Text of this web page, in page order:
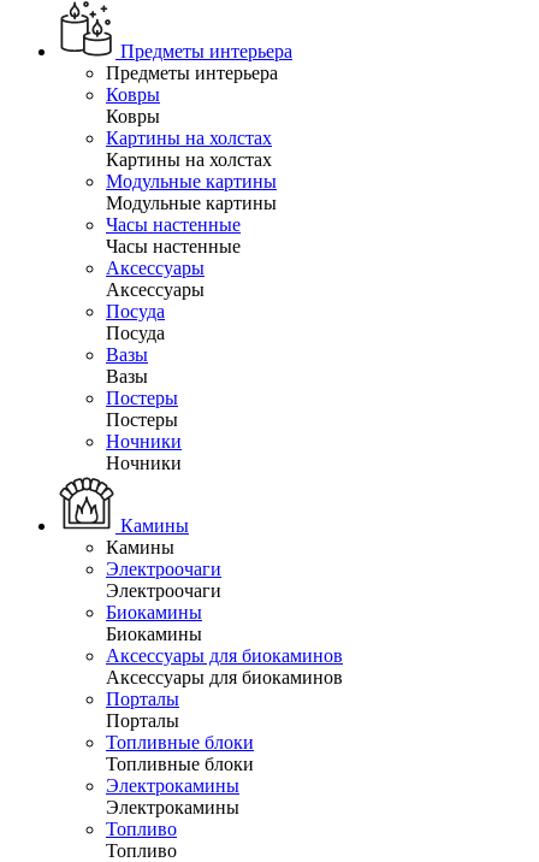
Предметы интерьера
Предметы интерьера
Ковры
Ковры
Картины на холстах
Картины на холстах
Модульные картины
Модульные картины
Часы настенные
Часы настенные
Аксессуары
Аксессуары
Посуда
Посуда
Вазы
Вазы
Постеры
Постеры
Ночники
Ночники
Камины
Камины
Электроочаги
Электроочаги
Биокамины
Биокамины
Аксессуары для биокаминов
Аксессуары для биокаминов
Порталы
Порталы
Топливные блоки
Топливные блоки
Электрокамины
Электрокамины
Топливо
Топливо